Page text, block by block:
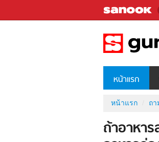
หน้าแรก
หน้าแรก ถา
ถ้าอาหา